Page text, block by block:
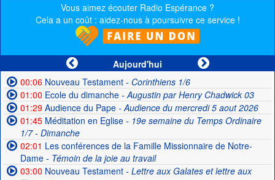
Vous aimez écouter Radio Espérance ?
Cela a un coût : aidez-nous à poursuivre ce service !
Aujourd'hui
00:06Nouveau Testament- Corinthiens 1/6
01:00 Ecole du dimanche- Augustin par Henry Chadwick 03
01:29Audience du Pape- Audience du mercredi 5 aout 2026
01:45Méditation en Eglise- 19e semaine du Temps Ordinaire
1/7 - Dimanche
02:01 Les conférences de la Famille Missionnaire de Notre-
Dame- Témoin de la joie au travail
03:00 Nouveau Testament- Lettre aux Galates et lettre aux